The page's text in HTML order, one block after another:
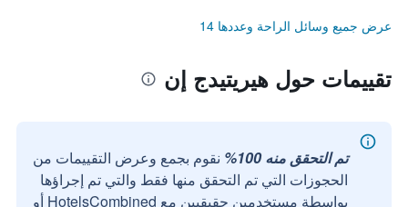
عرض جميع وسائل الراحة وعددها 14
تقييمات حول هيريتيدج إن
تم التحقق منه 100%
نقوم بجمع وعرض التقييمات من
الحجوزات التي تم التحقق منها فقط والتي تم إجراؤها
بواسطة مستخدمين حقيقيين مع HotelsCombined أو